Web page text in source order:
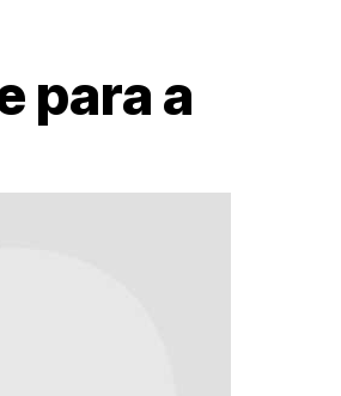
para a